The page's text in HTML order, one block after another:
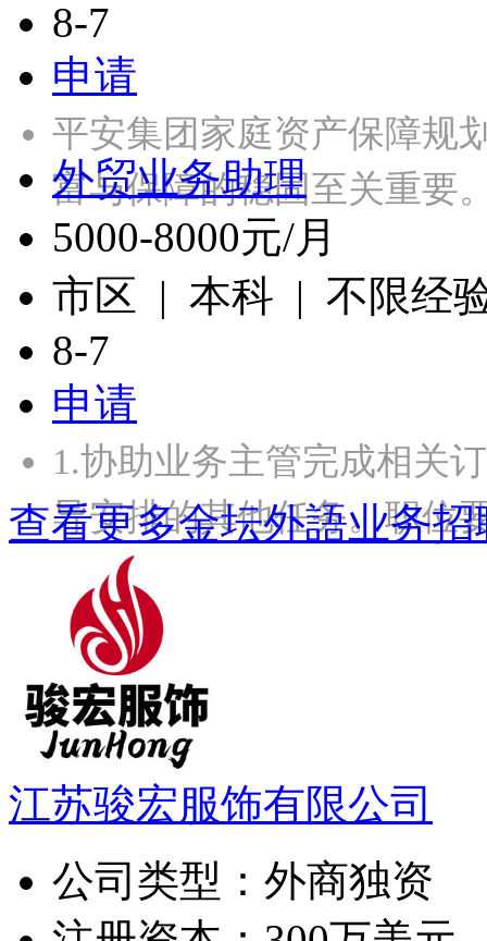
8-7
申请
平安集团家庭资产保障规
富与保障的稳固至关重
外贸业务助理
5000-8000元/月
市区 | 本科 | 不限经
8-7
申请
1.协助业务主管完成相关
导安排的其他任务。职
查看更多金坛外語业务招
江苏骏宏服饰有限公司
公司类型： 外商独资